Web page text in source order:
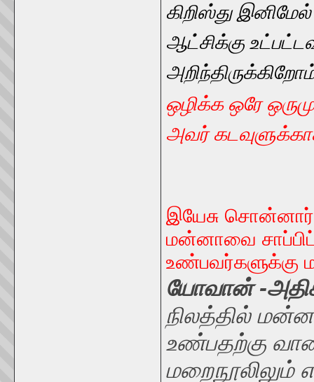
கிறிஸ்து
ஆட்சிக்கு
ஒழிக்க ஒரே
அவர்
இயேசு
மன்னாவை
யோவான் -
நிலத்தில்
உண்பதற்கு
மறைநூலிலும்